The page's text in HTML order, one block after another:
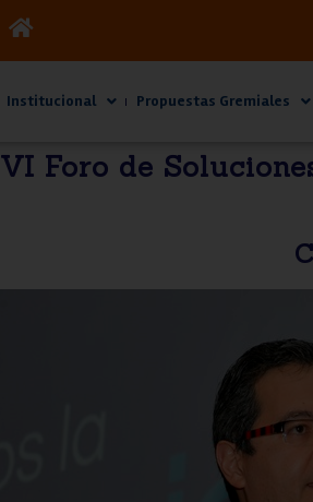
Institucional Propuestas Gremiales
VI Foro de